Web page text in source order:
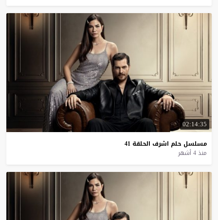
02:14:35
مسلسل حلم اشرف الحلقة 41
منذ 4 أشهر